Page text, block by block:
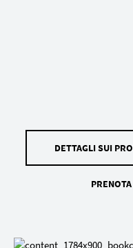
DETTAGLI SUI